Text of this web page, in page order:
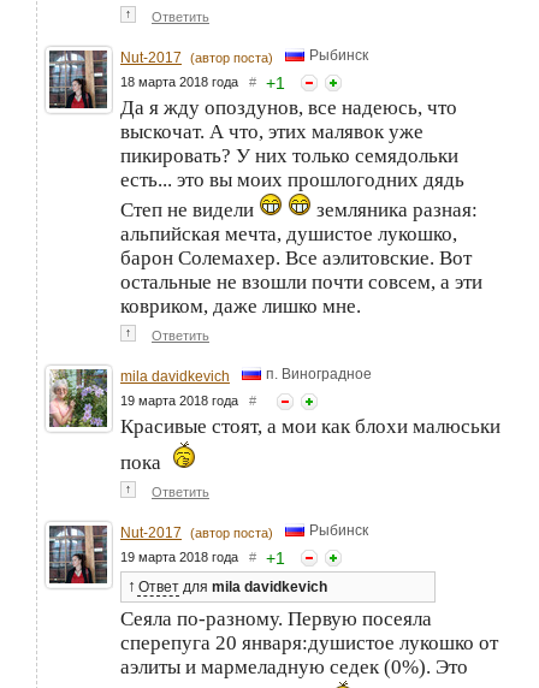
↑ Ответить
Nut-2017 (автор поста) Рыбинск
18 марта 2018 года # +1
Да я жду опоздунов, все надеюсь, что
выскочат. А что, этих малявок уже
пикировать? У них только семядольки
есть... это вы моих прошлогодних дядь
Степ не видели
земляника разная:
альпийская мечта, душистое лукошко,
барон Солемахер. Все аэлитовские. Вот
остальные не взошли почти совсем, а эти
ковриком, даже лишко мне.
↑ Ответить
mila davidkevich п. Виноградное
19 марта 2018 года #
Красивые стоят, а мои как блохи малюськи
пока
↑ Ответить
Nut-2017 (автор поста) Рыбинск
19 марта 2018 года # +1
↑ Ответ для mila davidkevich
Сеяла по-разному. Первую посеяла
сперепуга 20 января:душистое лукошко от
аэлиты и мармеладную седек (0%). Это